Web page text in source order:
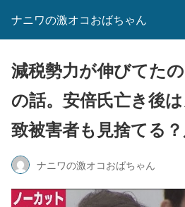
ナニワの激オコおばちゃん
減税勢力が伸びてた
の話。安倍氏亡き後
致被害者も見捨てる？
ナニワの激オコおばちゃん